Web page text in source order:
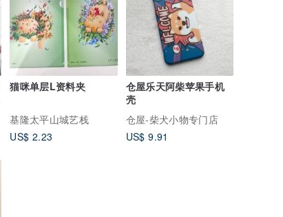
猫咪单层L资料夹
基隆太平山城艺栈
US$ 2.23
仓屋乐天阿柴苹果手机
壳
仓屋-柴犬小物专门店
US$ 9.91